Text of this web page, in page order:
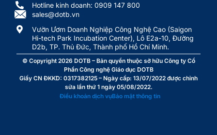
Hotline kinh doanh: 0909 147 800
sales@dotb.vn
Vườn Ươm Doanh Nghiệp Công Nghệ Cao (Saigon
Hi-tech Park Incubation Center), Lô E2a-10, Đường
D2b, TP. Thủ Đức, Thành phố Hồ Chí Minh.
© Copyright 2026 DOTB– Bản quyền thuộc sở hữu Công ty Cổ
Phần Công nghệ Giáo dục DOTB
Giấy CN ĐKKD: 0317382125 – Ngày cấp: 13/07/2022 được chỉnh
sửa lần thứ 1 ngày 05/08/2022.
Điều khoản dịch vụBảo mật thông tin